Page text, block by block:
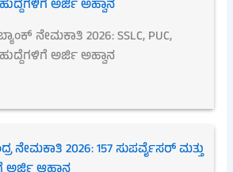
ನೇಮಕಾತಿ 2026: SSLC, PUC,
ಅರ್ಜಿ ಅಹ್ವಾನ